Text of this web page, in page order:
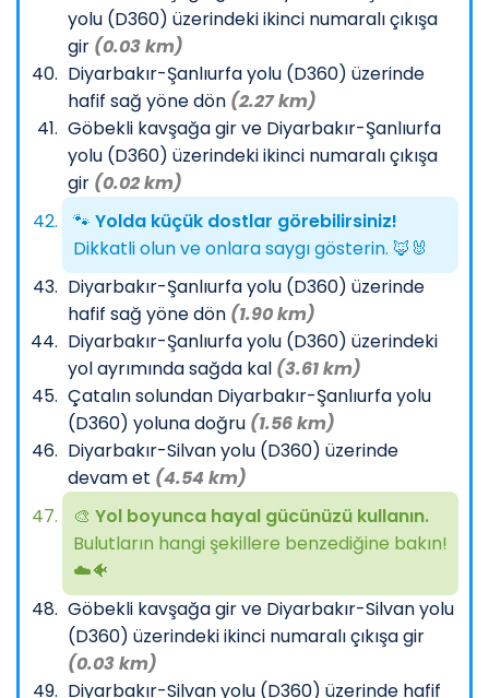
yolu (D360) üzerindeki ikinci numaralı çıkışa
gir (0.03 km)
Diyarbakır-Şanlıurfa yolu (D360) üzerinde
hafif sağ yöne dön (2.27 km)
Göbekli kavşağa gir ve Diyarbakır-Şanlıurfa
yolu (D360) üzerindeki ikinci numaralı çıkışa
gir (0.02 km)
🐾 Yolda küçük dostlar görebilirsiniz!
Dikkatli olun ve onlara saygı gösterin. 🦊🐰
Diyarbakır-Şanlıurfa yolu (D360) üzerinde
hafif sağ yöne dön (1.90 km)
Diyarbakır-Şanlıurfa yolu (D360) üzerindeki
yol ayrımında sağda kal (3.61 km)
Çatalın solundan Diyarbakır-Şanlıurfa yolu
(D360) yoluna doğru (1.56 km)
Diyarbakır-Silvan yolu (D360) üzerinde
devam et (4.54 km)
🎨 Yol boyunca hayal gücünüzü kullanın.
Bulutların hangi şekillere benzediğine bakın!
☁️🐠
Göbekli kavşağa gir ve Diyarbakır-Silvan yolu
(D360) üzerindeki ikinci numaralı çıkışa gir
(0.03 km)
Diyarbakır-Silvan yolu (D360) üzerinde hafif